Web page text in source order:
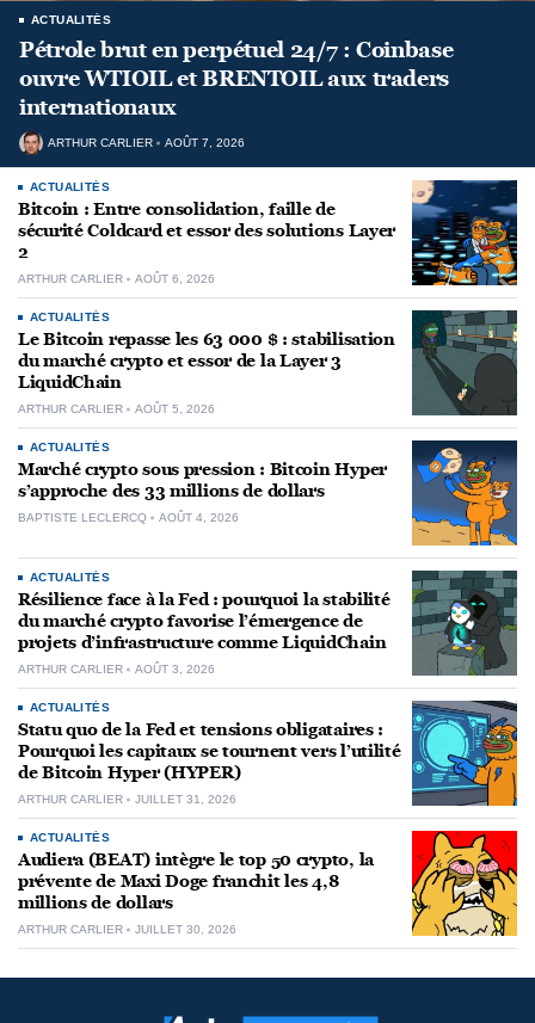
ACTUALITÉS
Pétrole brut en perpétuel 24/7 : Coinbase
ouvre WTIOIL et BRENTOIL aux traders
internationaux
ARTHUR CARLIER AOÛT 7, 2026
ACTUALITÉS
Bitcoin : Entre consolidation, faille de
sécurité Coldcard et essor des solutions Layer
2
ARTHUR CARLIER AOÛT 6, 2026
ACTUALITÉS
Le Bitcoin repasse les 63 000 $ : stabilisation
du marché crypto et essor de la Layer 3
LiquidChain
ARTHUR CARLIER AOÛT 5, 2026
ACTUALITÉS
Marché crypto sous pression : Bitcoin Hyper
s’approche des 33 millions de dollars
BAPTISTE LECLERCQ AOÛT 4, 2026
ACTUALITÉS
Résilience face à la Fed : pourquoi la stabilité
du marché crypto favorise l’émergence de
projets d’infrastructure comme LiquidChain
ARTHUR CARLIER AOÛT 3, 2026
ACTUALITÉS
Statu quo de la Fed et tensions obligataires :
Pourquoi les capitaux se tournent vers l’utilité
de Bitcoin Hyper (HYPER)
ARTHUR CARLIER JUILLET 31, 2026
ACTUALITÉS
Audiera (BEAT) intègre le top 50 crypto, la
prévente de Maxi Doge franchit les 4,8
millions de dollars
ARTHUR CARLIER JUILLET 30, 2026